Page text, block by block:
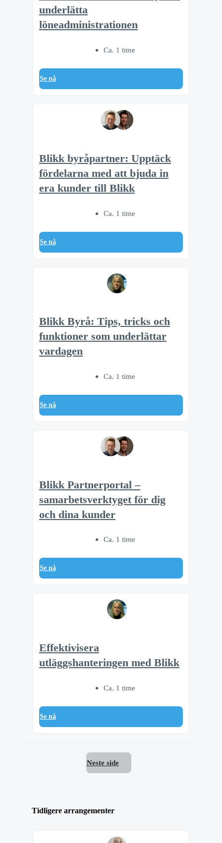
underlätta
löneadministrationen
Ca. 1 time
Se nå
Blikk byråpartner: Upptäck
fördelarna med att bjuda in
era kunder till Blikk
Ca. 1 time
Se nå
Blikk Byrå: Tips, tricks och
funktioner som underlättar
vardagen
Ca. 1 time
Se nå
Blikk Partnerportal –
samarbetsverktyget för dig
och dina kunder
Ca. 1 time
Se nå
Effektivisera
utläggshanteringen med Blikk
Ca. 1 time
Se nå
Neste side
Tidligere arrangementer